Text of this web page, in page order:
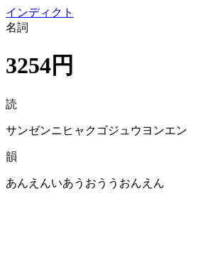
インディクト
名詞
3254円
読
サンゼンニヒャクゴジュウヨンエン
韻
あんえんいあうおううおんえん